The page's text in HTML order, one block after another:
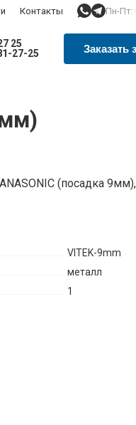
Контакты Пн-Пт:
25
27-25
Заказать
(посадка 9мм),
VITEK-9mm
металл
1